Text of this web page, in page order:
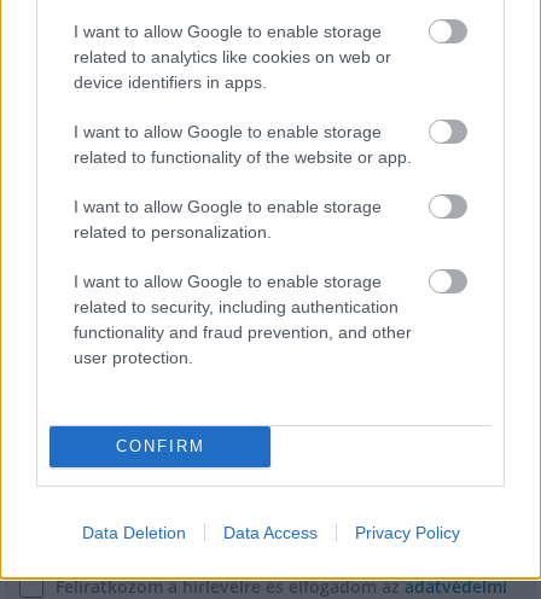
I want to allow Google to enable storage
related to analytics like cookies on web or
device identifiers in apps.
I want to allow Google to enable storage
related to functionality of the website or app.
I want to allow Google to enable storage
related to personalization.
I want to allow Google to enable storage
related to security, including authentication
functionality and fraud prevention, and other
user protection.
CONFIRM
Data Deletion Data Access Privacy Policy
Január 19-én rendezik az időközi polgármester-választást a
Tolna megyei Gyulajon, ahol október 13-án szavazategyenlőség
HÍRLEVÉL
Név
Feliratkozom a hírlevélre és elfogadom azadatvédelmi